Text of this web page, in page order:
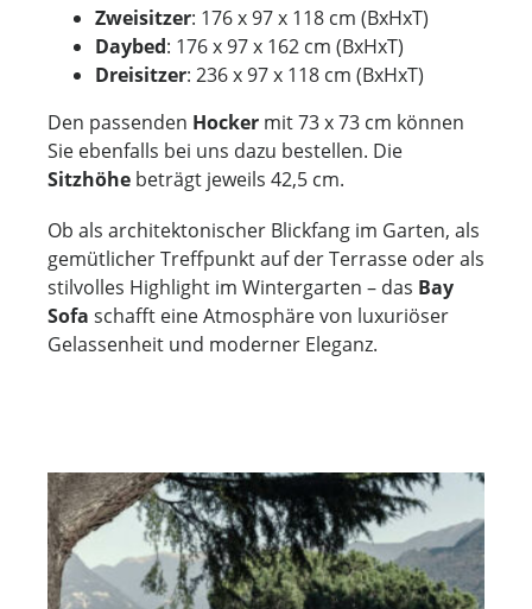
Zweisitzer: 176 x 97 x 118 cm (BxHxT)
Daybed: 176 x 97 x 162 cm (BxHxT)
Dreisitzer: 236 x 97 x 118 cm (BxHxT)
Den passenden Hocker mit 73 x 73 cm können
Sie ebenfalls bei uns dazu bestellen. Die
Sitzhöhe beträgt jeweils 42,5 cm.
Ob als architektonischer Blickfang im Garten, als
gemütlicher Treffpunkt auf der Terrasse oder als
stilvolles Highlight im Wintergarten – das Bay
Sofa schafft eine Atmosphäre von luxuriöser
Gelassenheit und moderner Eleganz.